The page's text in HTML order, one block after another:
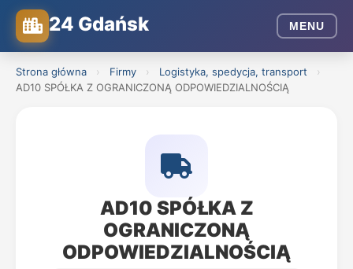
24 Gdańsk MENU
Strona główna › Firmy › Logistyka, spedycja, transport
›
AD10 SPÓŁKA Z OGRANICZONĄ ODPOWIEDZIALNOŚCIĄ
AD10 SPÓŁKA Z
OGRANICZONĄ
ODPOWIEDZIALNOŚCIĄ